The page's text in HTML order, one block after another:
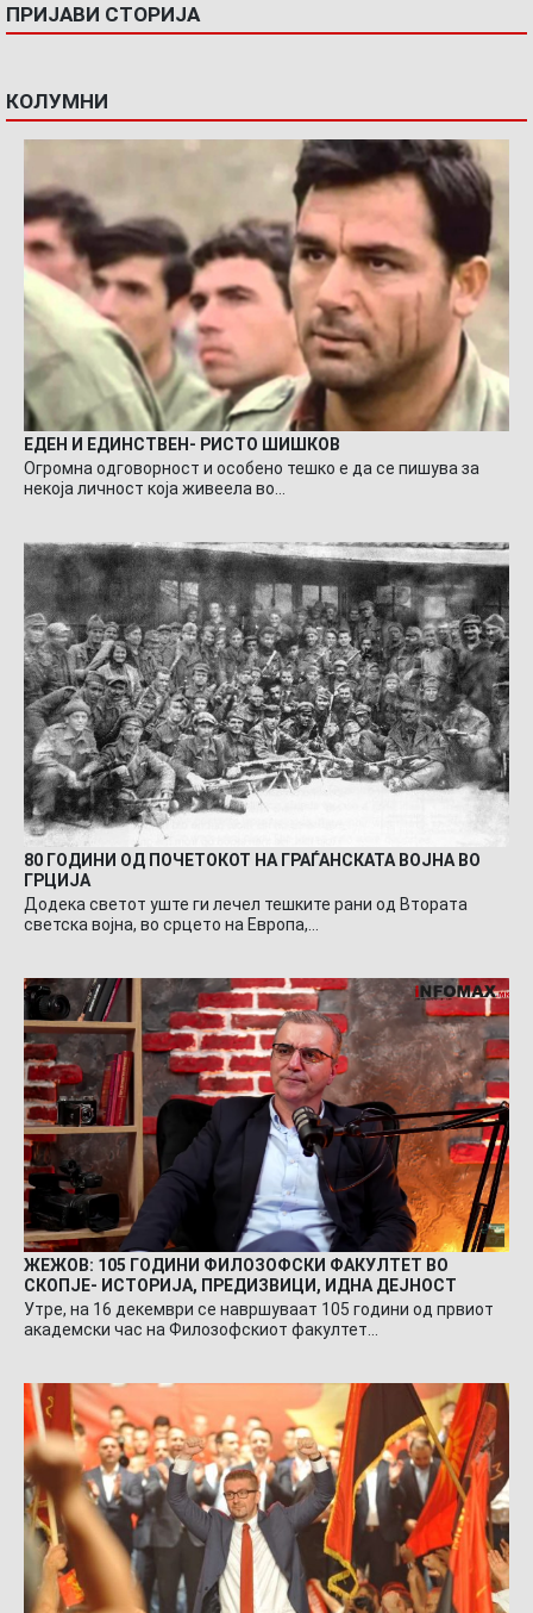
ПРИЈАВИ СТОРИЈА
КОЛУМНИ
ЕДЕН И ЕДИНСТВЕН- РИСТО ШИШКОВ
Огромна одговорност и особено тешко е да се пишува за
некоја личност која живеела во…
80 ГОДИНИ ОД ПОЧЕТОКОТ НА ГРАЃАНСКАТА ВОЈНА ВО
ГРЦИЈА
Додека светот уште ги лечел тешките рани од Втората
светска војна, во срцето на Европа,…
ЖЕЖОВ: 105 ГОДИНИ ФИЛОЗОФСКИ ФАКУЛТЕТ ВО
СКОПЈЕ- ИСТОРИЈА, ПРЕДИЗВИЦИ, ИДНА ДЕЈНОСТ
Утре, на 16 декември се навршуваат 105 години од првиот
академски час на Филозофскиот факултет…